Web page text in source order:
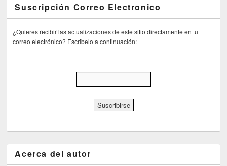
Suscripción Correo Electronico
¿Quieres recibir las actualizaciones de este sitio directamente en tu
correo electrónico? Escribelo a continuación:
Acerca del autor